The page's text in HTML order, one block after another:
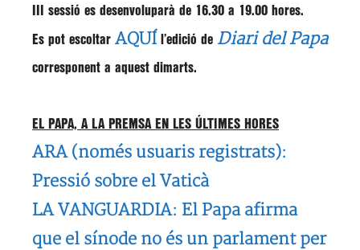
III sessió es desenvoluparà de 16.30 a 19.00 hores.
Es pot escoltar AQUÍ l’edició de Diari del Papa
corresponent a aquest dimarts.
EL PAPA, A LA PREMSA EN LES ÚLTIMES HORES
ARA (només usuaris registrats):
Pressió sobre el Vaticà
LA VANGUARDIA: El Papa afirma
que el sínode no és un parlament per